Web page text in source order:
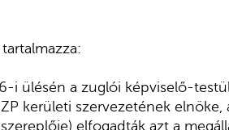
i ülésén a zuglói képviselő-
kerületi szervezetének elnöke,
elfogadták azt a